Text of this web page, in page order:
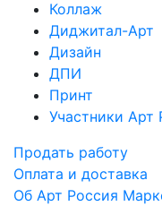
Коллаж
Диджитал-Арт
Дизайн
ДПИ
Принт
Участники Арт
Продать работу
Оплата и доставка
Об Арт Россия